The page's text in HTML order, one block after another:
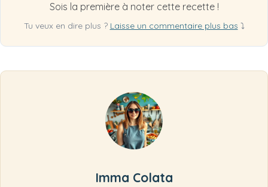
Sois la première à noter cette recette !
Tu veux en dire plus ? Laisse un commentaire plus bas ⤵
Imma Colata